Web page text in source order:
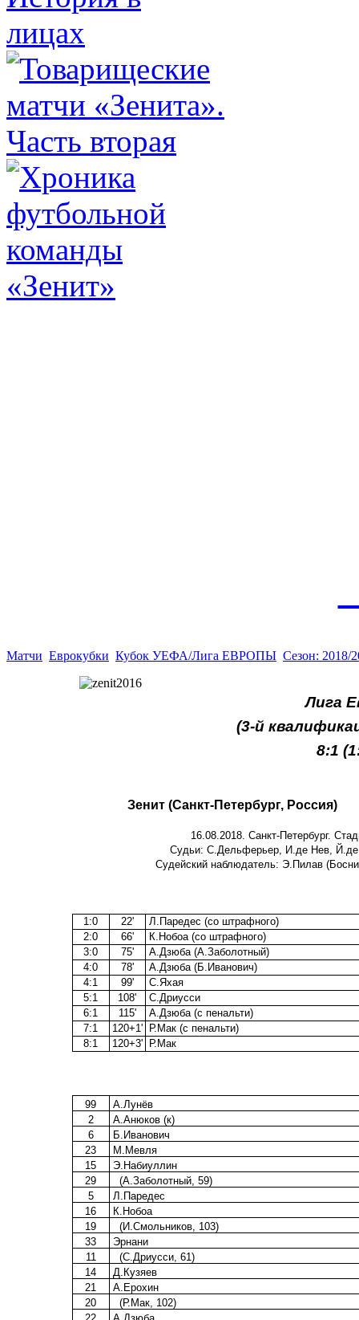
Матчи Еврокубки Кубок УЕФА/Лига ЕВРОПЫ Сезон: 2018/
Лига
(3-й
8:1
Зенит (Санкт-Петербург, Россия)
16.08.2018. Санкт-Петербург.
Судьи: С.Дельферьер, И.де Нев, Й.де
Судейский наблюдатель: Э.Пилав
1:0 22'
Л.Паредес (со штрафного)
2:0
66'
К.Нобоа (со штрафного)
3:0
75'
А.Дзюба (А.Заболотный)
4:0
78'
А.Дзюба (Б.Иванович)
4:1
99'
С.Яхая
5:1
108'
С.Дриусси
6:1
115'
А.Дзюба (с пенальти)
7:1
120+1'
Р.Мак (с пенальти)
8:1
120+3' Р.Мак
99
А.Лунёв
2
А.Анюков (к)
6
Б.Иванович
23
М.Мевля
15
Э.Набиуллин
29
(А.Заболотный, 59)
5
Л.Паредес
16
К.Нобоа
19
(И.Смольников, 103)
33
Эрнани
11
(С.Дриусси, 61)
14
Д.Кузяев
21
А.Ерохин
20
(Р.Мак, 102)